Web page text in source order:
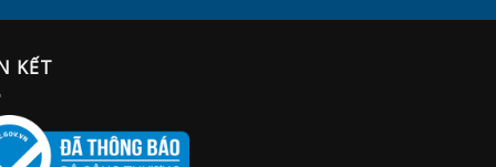
KẾT